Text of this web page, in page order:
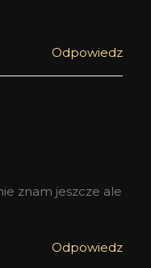
Odpowiedz
znam jeszcze ale
Odpowiedz